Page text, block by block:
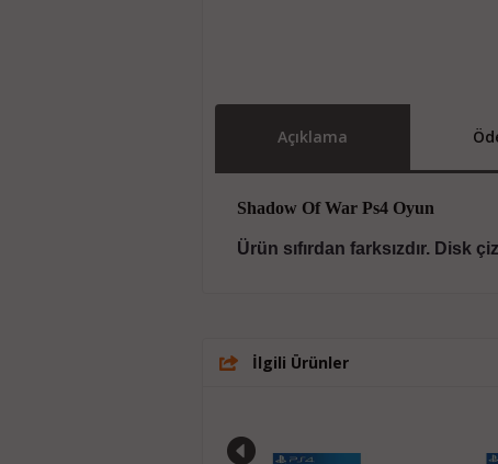
Açıklama
Shadow Of War Ps4 Oyun
Ürün sıfırdan farksızdır. Disk
İlgili Ürünler